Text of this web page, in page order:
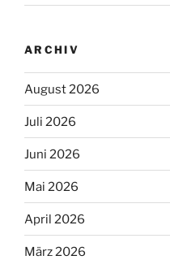
ARCHIV
August 2026
Juli 2026
Juni 2026
Mai 2026
April 2026
März 2026